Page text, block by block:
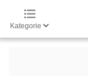
Kategorie